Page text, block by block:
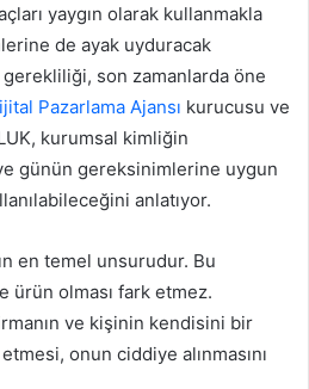
yaygın olarak kullanmakla
de ayak uyduracak
son zamanlarda öne
Pazarlama Ajansı kurucusu ve
kurumsal kimliğin
günün gereksinimlerine uygun
anlatıyor.
en temel unsurudur. Bu
ürün olması fark etmez.
ve kişinin kendisini bir
onun ciddiye alınmasını